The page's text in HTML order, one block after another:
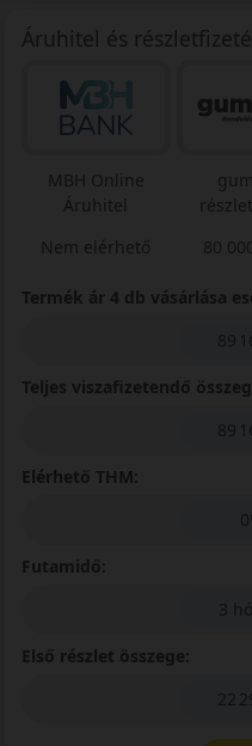
Áruhitel és
MBH Online
Áruhitel
Nem elérhető
80
Termék ár 4 db vásárlása
89
Teljes viszafizetendő
89
Elérhető THM:
0%
Futamidő:
3
Első részlet összege:
22